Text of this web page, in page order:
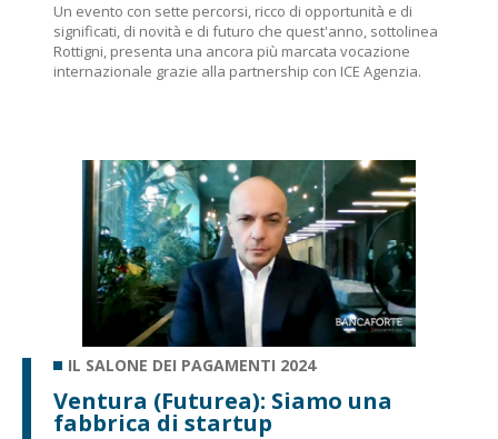
Un evento con sette percorsi, ricco di opportunità e di
significati, di novità e di futuro che quest'anno, sottolinea
Rottigni, presenta una ancora più marcata vocazione
internazionale grazie alla partnership con ICE Agenzia.
IL SALONE DEI PAGAMENTI 2024
Ventura (Futurea): Siamo una
fabbrica di startup